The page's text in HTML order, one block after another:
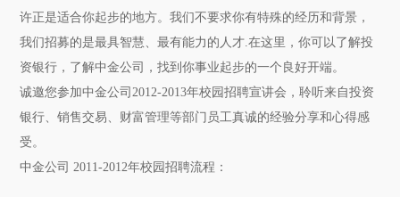
许正是适合你起步的地方。我们不要求你有特殊的经历和背景，
我们招募的是最具智慧、最有能力的人才.在这里，你可以了解投
资银行，了解中金公司，找到你事业起步的一个良好开端。
诚邀您参加中金公司2012-2013年校园招聘宣讲会，聆听来自投资
银行、销售交易、财富管理等部门员工真诚的经验分享和心得感
受。
中金公司 2011-2012年校园招聘流程：